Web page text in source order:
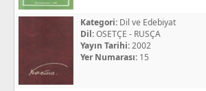
Kategori: Dil ve Edebiyat
Dil:OSETÇE - RUSÇA
Yayın Tarihi:2002
Yer Numarası: 15